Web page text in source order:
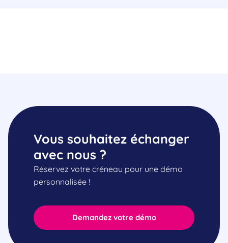
Demandez votre démo
Vous souhaitez échanger
avec nous ?
Réservez votre créneau pour une démo
personnalisée !